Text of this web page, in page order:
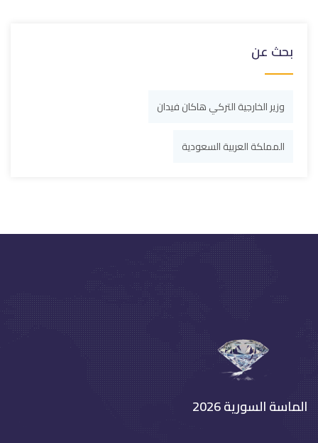
بحث عن
وزير الخارجية التركي هاكان فيدان
المملكة العربية السعودية
الماسة السورية 2026